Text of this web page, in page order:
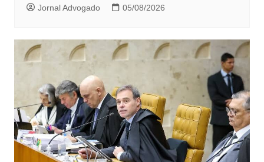
Jornal Advogado 05/08/2026